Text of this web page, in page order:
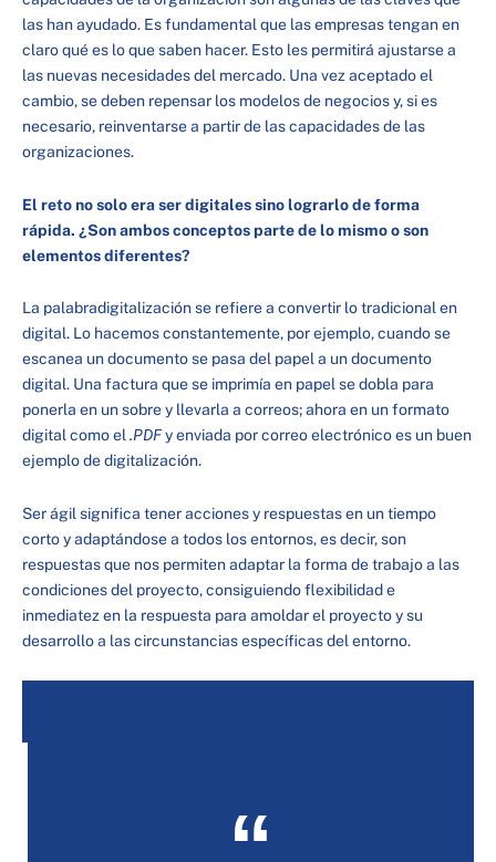
las han ayudado. Es fundamental que las empresas tengan en
claro qué es lo que saben hacer. Esto les permitirá ajustarse a
las nuevas necesidades del mercado. Una vez aceptado el
cambio, se deben repensar los modelos de negocios y, si es
necesario, reinventarse a partir de las capacidades de las
organizaciones.
El reto no solo era ser digitales sino lograrlo de forma
rápida. ¿Son ambos conceptos parte de lo mismo o son
elementos diferentes?
La palabradigitalización se refiere a convertir lo tradicional en
digital. Lo hacemos constantemente, por ejemplo, cuando se
escanea un documento se pasa del papel a un documento
digital. Una factura que se imprimía en papel se dobla para
ponerla en un sobre y llevarla a correos; ahora en un formato
digital como el.PDFy enviada por correo electrónico es un buen
ejemplo de digitalización.
Ser ágil significa tener acciones y respuestas en un tiempo
corto y adaptándose a todos los entornos, es decir, son
respuestas que nos permiten adaptar la forma de trabajo a las
condiciones del proyecto, consiguiendo flexibilidad e
inmediatez en la respuesta para amoldar el proyecto y su
desarrollo a las circunstancias específicas del entorno.